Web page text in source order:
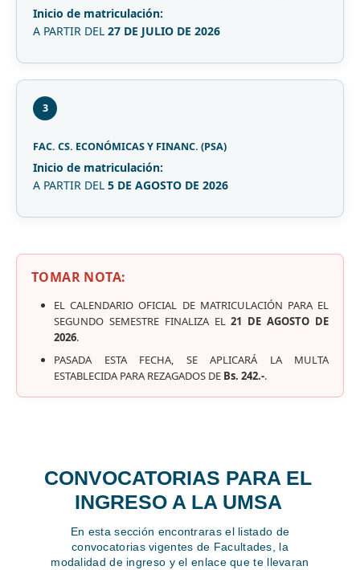
Inicio de matriculación:
A PARTIR DEL 27 DE JULIO DE 2026
3
FAC. CS. ECONÓMICAS Y FINANC. (PSA)
Inicio de matriculación:
A PARTIR DEL 5 DE AGOSTO DE 2026
TOMAR NOTA:
EL CALENDARIO OFICIAL DE MATRICULACIÓN PARA EL
SEGUNDO SEMESTRE FINALIZA EL21 DE AGOSTO DE
2026.
PASADA ESTA FECHA, SE APLICARÁ LA MULTA
ESTABLECIDA PARA REZAGADOS DE Bs. 242.-.
CONVOCATORIAS PARA EL
INGRESO A LA UMSA
En esta sección encontraras el listado de
convocatorias vigentes de Facultades, la
modalidad de ingreso y el enlace que te llevaran